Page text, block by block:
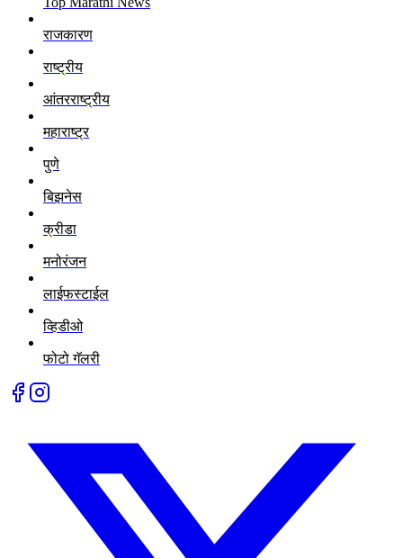
राजकारण
राष्ट्रीय
आंतरराष्ट्रीय
महाराष्ट्र
पुणे
बिझनेस
क्रीडा
मनोरंजन
लाईफस्टाईल
व्हिडीओ
फोटो गॅलरी